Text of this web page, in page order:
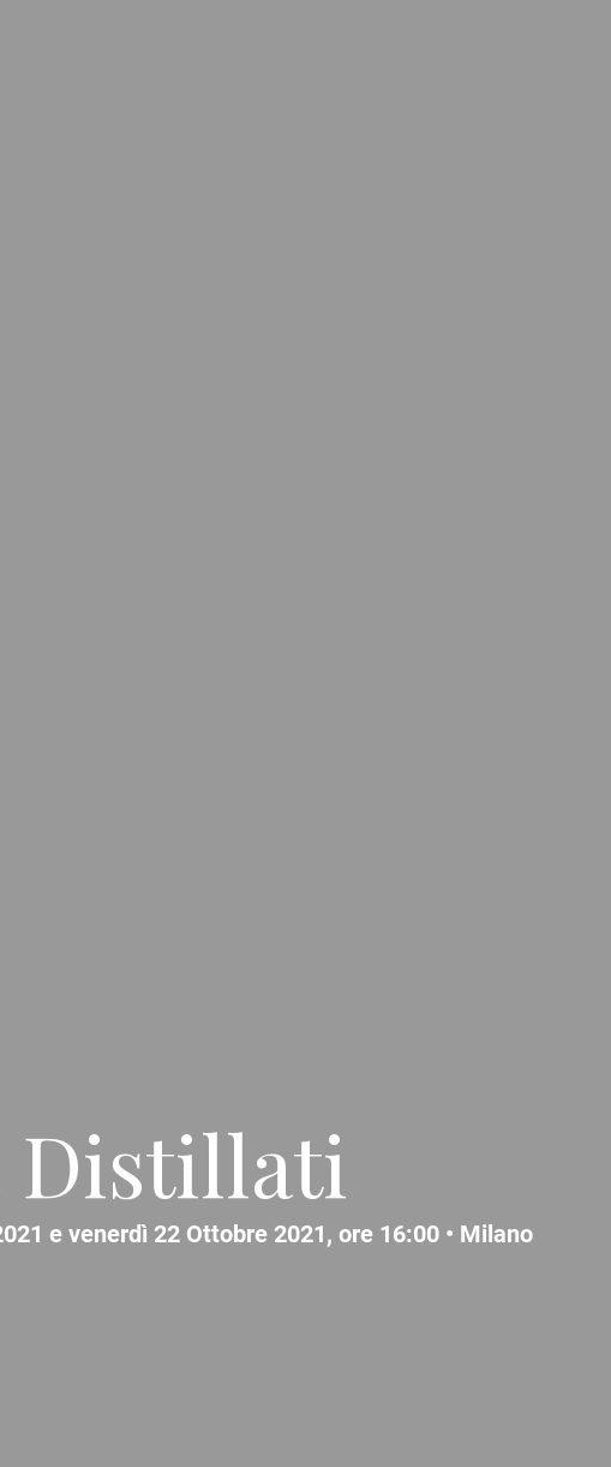
Distillati
e venerdì 22 Ottobre 2021, ore 16:00 • Milano